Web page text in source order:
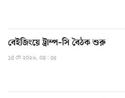
বেইজিংয়ে ট্রাম্প–সি বৈঠক শুরু
১৪ মে ২০২৬, ০৪: ৫৫